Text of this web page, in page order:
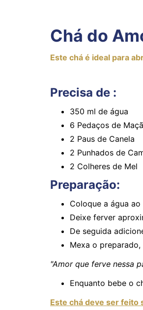
Chá do
Este chá é ideal para
Precisa de :
350 ml de água
6 Pedaços de
2 Paus de Canela
2 Punhados de
2 Colheres de Mel
Preparação:
Coloque a água
Deixe ferver
De seguida
Mexa o
"Amor que ferve nessa
Enquanto bebe o
Este chá deve ser feito